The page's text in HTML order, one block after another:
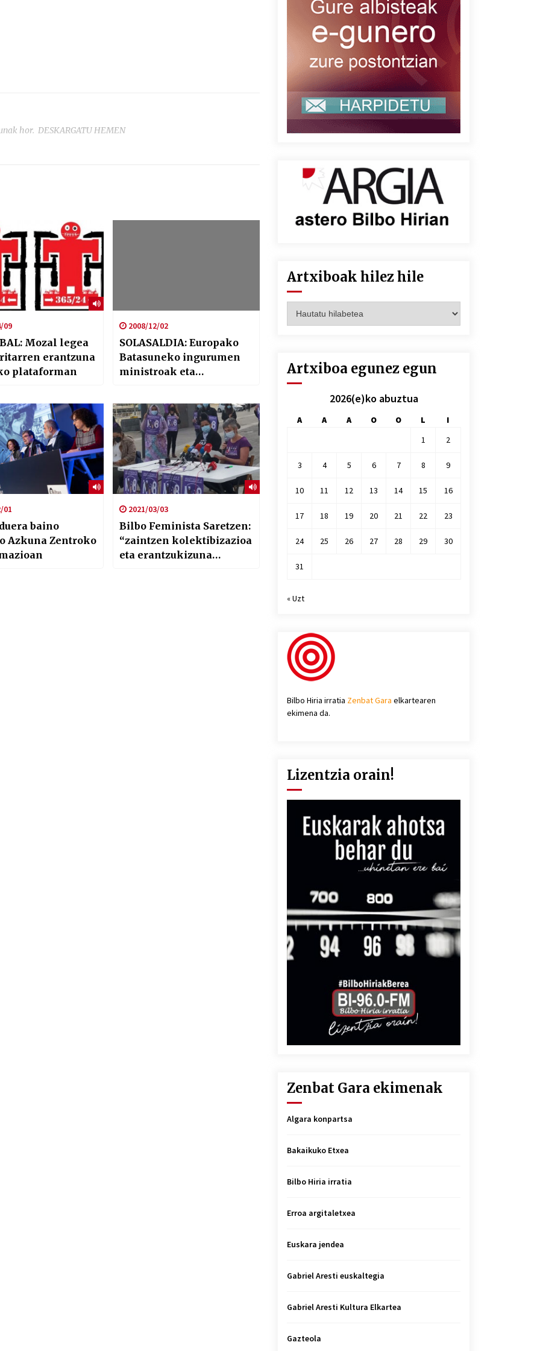
hor. DESKARGATU HEMEN
09
Mozal legea
erantzuna
plataforman
2008/12/02
SOLASALDIA: Europako
Batasuneko ingurumen
ministroak eta
01
baino
Azkuna Zentroko
2021/03/03
Bilbo Feminista Saretzen:
“zaintzen kolektibizazioa
eta erantzukizuna
Artxiboak hilez hile
hilez
Artxiboa egunez egun
2026(e)ko abuztua
A A A O O L
I
1
2
3 4 5 6 7 8 9
10 11 12 13 14 15 16
17 18 19 20 21 22 23
24 25 26 27 28 29 30
31
« Uzt
Bilbo Hiria irratia Zenbat Gara elkartearen
ekimena da.
Lizentzia orain!
Zenbat Gara ekimenak
Algara konpartsa
Bakaikuko Etxea
Bilbo Hiria irratia
Erroa argitaletxea
Euskara jendea
Gabriel Aresti euskaltegia
Gabriel Aresti Kultura Elkartea
Gazteola